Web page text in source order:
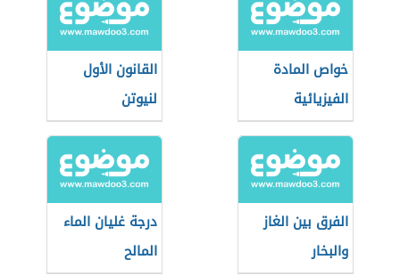
خواص المادة
الفيزيائية
القانون الأول
لنيوتن
الفرق بين الغاز
والبخار
درجة غليان الماء
المالح